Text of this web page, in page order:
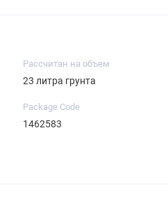
Рассчитан на объем
23 литра грунта
Package Code
1462583